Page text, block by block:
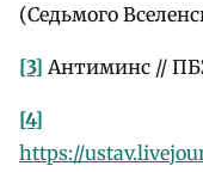
(Седьмого
[3] Антиминс //
[4]
https://